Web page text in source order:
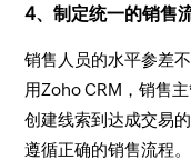
4、制定统一的销售
销售人员的水平参差
用Zoho CRM，销售
创建线索到达成交易
遵循正确的销售流程。